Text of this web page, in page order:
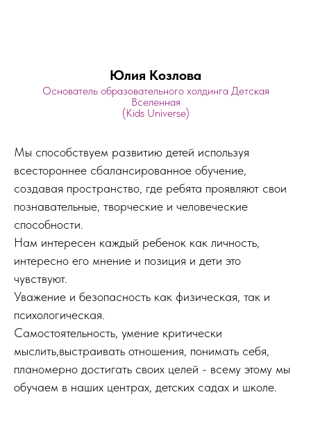
Юлия Козлова
Основатель образовательного холдинга Детская
Вселенная
(Kids Universe)
Мы способствуем развитию детей используя
всестороннее сбалансированное обучение,
создавая пространство, где ребята проявляют свои
познавательные, творческие и человеческие
способности.
Нам интересен каждый ребенок как личность,
интересно его мнение и позиция и дети это
чувствуют.
Уважение и безопасность как физическая, так и
психологическая.
Самостоятельность, умение критически
мыслить,выстраивать отношения, понимать себя,
планомерно достигать своих целей - всему этому мы
обучаем в наших центрах, детских садах и школе.